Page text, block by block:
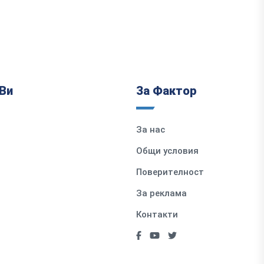
За Фактор
За нас
Общи условия
Поверителност
За реклама
Контакти